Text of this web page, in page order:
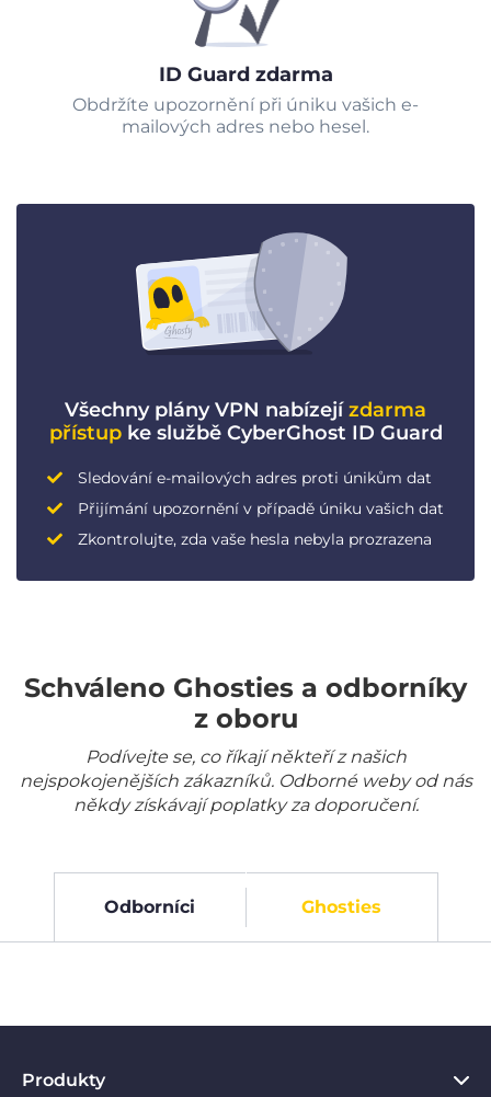
ID Guard zdarma
Obdržíte upozornění při úniku vašich e-
mailových adres nebo hesel.
Všechny plány VPN nabízejízdarma
přístupke službě CyberGhost ID Guard
Sledování e-mailových adres proti únikům dat
Přijímání upozornění v případě úniku vašich dat
Zkontrolujte, zda vaše hesla nebyla prozrazena
Schváleno Ghosties a odborníky
z oboru
Podívejte se, co říkají někteří z našich
nejspokojenějších zákazníků. Odborné weby od nás
někdy získávají poplatky za doporučení.
Odborníci Ghosties
Produkty